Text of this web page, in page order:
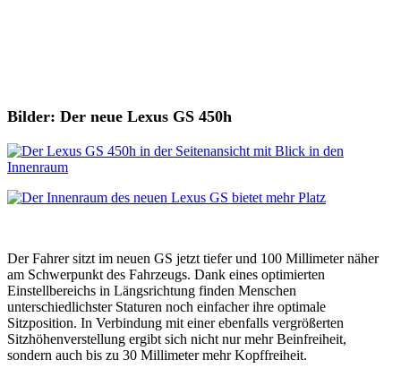
Bilder: Der neue Lexus GS 450h
Der Fahrer sitzt im neuen GS jetzt tiefer und 100 Millimeter näher
am Schwerpunkt des Fahrzeugs. Dank eines optimierten
Einstellbereichs in Längsrichtung finden Menschen
unterschiedlichster Staturen noch einfacher ihre optimale
Sitzposition. In Verbindung mit einer ebenfalls vergrößerten
Sitzhöhenverstellung ergibt sich nicht nur mehr Beinfreiheit,
sondern auch bis zu 30 Millimeter mehr Kopffreiheit.